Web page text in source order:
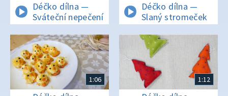
Déčko dílna —
Sváteční nepečení
Déčko dílna —
Slaný stromeček
1:06 1:12